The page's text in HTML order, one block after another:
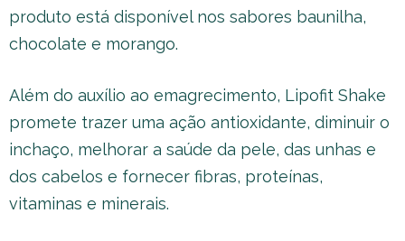
produto está disponível nos sabores baunilha,
chocolate e morango.
Além do auxílio ao emagrecimento, Lipofit Shake
promete trazer uma ação antioxidante, diminuir o
inchaço, melhorar a saúde da pele, das unhas e
dos cabelos e fornecer fibras, proteínas,
vitaminas e minerais.